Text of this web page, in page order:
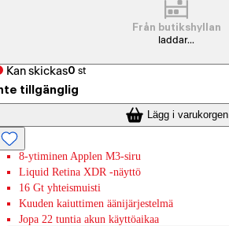
Från butikshyllan
laddar...
Kan skickas0 st
tillgänglig
Lägg i varukorgen
8-ytiminen Applen M3-siru
Liquid Retina XDR ‐näyttö
16 Gt yhteismuisti
Kuuden kaiuttimen äänijärjestelmä
Jopa 22 tuntia akun käyttöaikaa